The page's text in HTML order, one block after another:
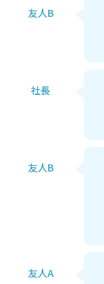
友人B
社長
友人B
友人A